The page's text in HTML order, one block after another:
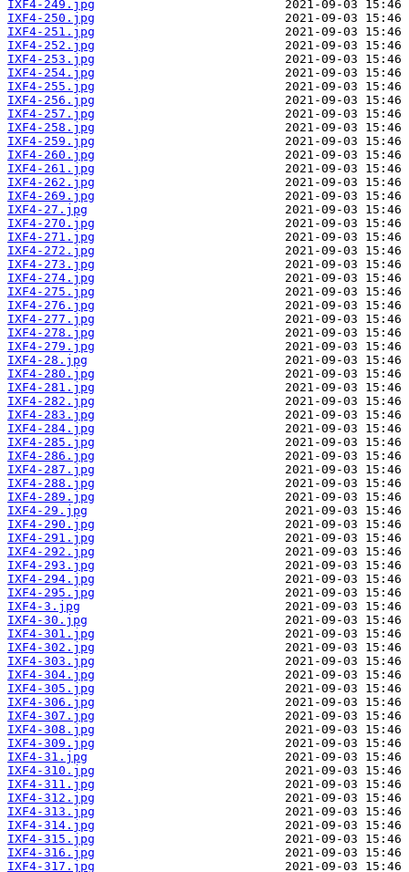
IXF4-249.jpg
IXF4-250.jpg
IXF4-251.jpg
IXF4-252.jpg
IXF4-253.jpg
IXF4-254.jpg
IXF4-255.jpg
IXF4-256.jpg
IXF4-257.jpg
IXF4-258.jpg
IXF4-259.jpg
IXF4-260.jpg
IXF4-261.jpg
IXF4-262.jpg
IXF4-269.jpg
IXF4-27.jpg
IXF4-270.jpg
IXF4-271.jpg
IXF4-272.jpg
IXF4-273.jpg
IXF4-274.jpg
IXF4-275.jpg
IXF4-276.jpg
IXF4-277.jpg
IXF4-278.jpg
IXF4-279.jpg
IXF4-28.jpg
IXF4-280.jpg
IXF4-281.jpg
IXF4-282.jpg
IXF4-283.jpg
IXF4-284.jpg
IXF4-285.jpg
IXF4-286.jpg
IXF4-287.jpg
IXF4-288.jpg
IXF4-289.jpg
IXF4-29.jpg
IXF4-290.jpg
IXF4-291.jpg
IXF4-292.jpg
IXF4-293.jpg
IXF4-294.jpg
IXF4-295.jpg
IXF4-3.jpg
IXF4-30.jpg
IXF4-301.jpg
IXF4-302.jpg
IXF4-303.jpg
IXF4-304.jpg
IXF4-305.jpg
IXF4-306.jpg
IXF4-307.jpg
IXF4-308.jpg
IXF4-309.jpg
IXF4-31.jpg
IXF4-310.jpg
IXF4-311.jpg
IXF4-312.jpg
IXF4-313.jpg
IXF4-314.jpg
IXF4-315.jpg
IXF4-316.jpg
IXF4-317.jpg